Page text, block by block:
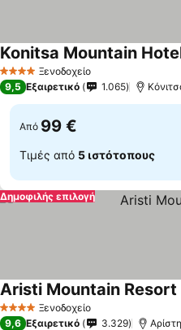
4 ΑστέριαΞενοδοχείο
Konitsa Mountain
9,5 Εξαιρετικό 1.065
Από 99 €
Τιμές από 5 ιστότοπους
Δημοφιλής επιλογή
4 ΑστέριαΞενοδοχείο
Aristi Mountain Resort
9,6 Εξαιρετικό 3.329